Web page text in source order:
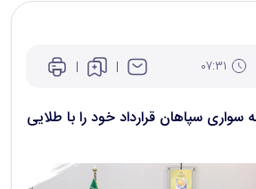
سواری سپاهان قرارداد خود را با طلایی